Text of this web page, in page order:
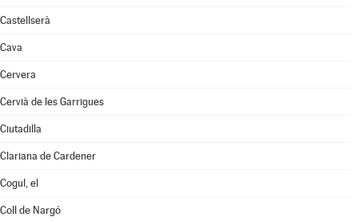
Castellserà
Cava
Cervera
Cervià de les Garrigues
Ciutadilla
Clariana de Cardener
Cogul, el
Coll de Nargó